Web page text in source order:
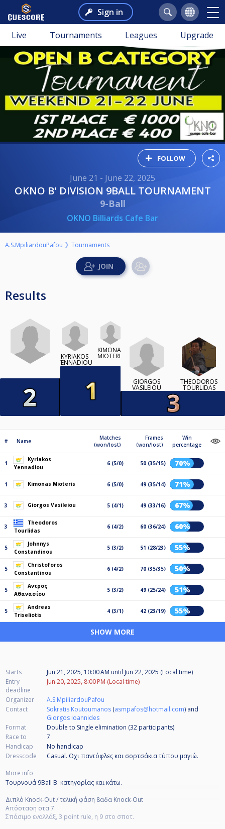
Sign in
Live Tournaments Leagues Upgrade
FOLLOW
June 21 - June 22, 2025
OKNO B' DIVISION 9BALL TOURNAMENT
9-Ball
OKNO Billiards Cafe Bar
A.S.MpiliardouPafou Tournaments
Results
KYRIAKOS
YENNADIOU
KIMONAS
MIOTERIS
GIORGOS
VASILEIOU
THEODOROS
TOURLIDAS
# Name
Matches
(won/lost)
Frames
(won/lost)
Win
percentage
1
Kyriakos
Yennadiou
6 (5/0) 50 (35/15) 70%
1 Kimonas Mioteris 6 (5/0) 49 (35/14) 71%
3 Giorgos Vasileiou 5 (4/1) 49 (33/16) 67%
3
Theodoros
Tourlidas
6 (4/2) 60 (36/24) 60%
5
Johnnys
Constandinou
5 (3/2) 51 (28/23) 55%
5
Christoforos
Constantinou
6 (4/2) 70 (35/35) 50%
5
Αντρος
Αθανασίου
5 (3/2) 49 (25/24) 51%
5
Andreas
Triseliotis
4 (3/1) 42 (23/19) 55%
SHOW MORE
Starts Jun 21, 2025, 10:00 AM until Jun 22, 2025 (Local time)
Entry
deadline
Jun 20, 2025, 8:00 PM (Local time)
Organizer
A.S.MpiliardouPafou
Contact
Sokratis Koutoumanos (asmpafos@hotmail.com) and
Giorgos Ioannides
Format
Double to Single elimination (32 participants)
Race to
7
Handicap
No handicap
Dresscode
Casual. Οχι παντόφλες και σορτσάκια τύπου μαγιώ.
More info
Τουρνουά 9Ball Β' κατηγορίας και κάτω.
Διπλό Knock-Out / τελική φάση 8αδα Knock-Out
Απόσταση στα 7.
Σπάσιμο εναλλάξ, 3 point rule, η 9 στο σποτ.